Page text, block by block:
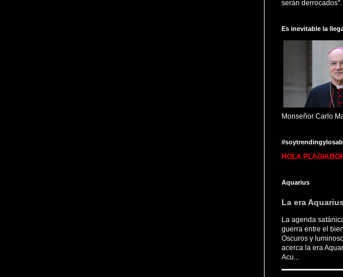
serán derrocados".
Es inevitable la
Monseñor Carlo
HOLA
Aquarius
La era
La agenda
guerra entre el
Oscuros y
acerca la era
Acu...